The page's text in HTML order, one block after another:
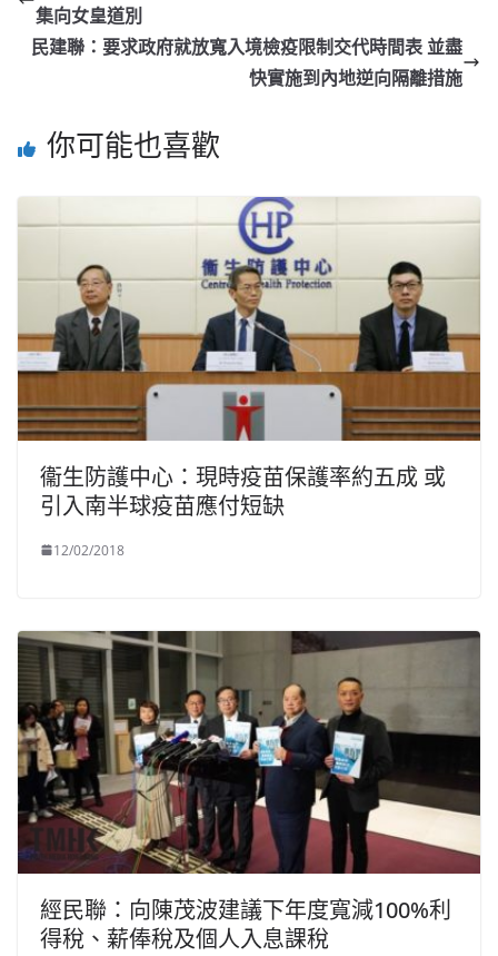
集向女皇道別
民建聯：要求政府就放寬入境檢疫限制交代時間表 並盡
快實施到內地逆向隔離措施
你可能也喜歡
衞生防護中心：現時疫苗保護率約五成 或
引入南半球疫苗應付短缺
12/02/2018
經民聯：向陳茂波建議下年度寬減100%利
得稅、薪俸稅及個人入息課稅